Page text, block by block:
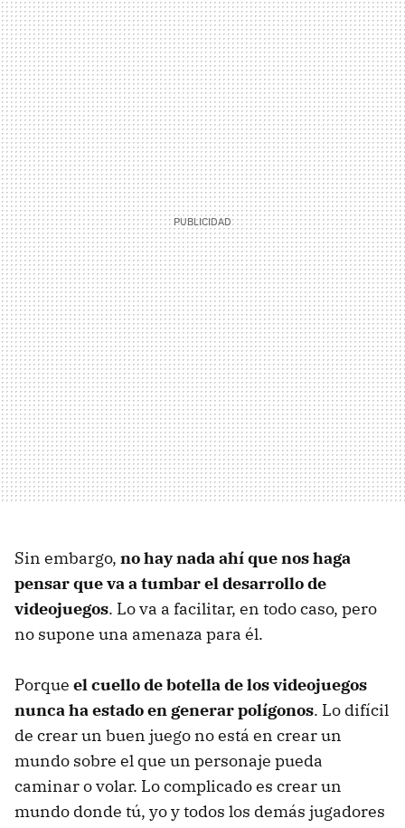
Sin embargo, no hay nada ahí que nos haga
pensar que va a tumbar el desarrollo de
videojuegos. Lo va a facilitar, en todo caso, pero
no supone una amenaza para él.
Porque el cuello de botella de los videojuegos
nunca ha estado en generar polígonos. Lo difícil
de crear un buen juego no está en crear un
mundo sobre el que un personaje pueda
caminar o volar. Lo complicado es crear un
mundo donde tú, yo y todos los demás jugadores